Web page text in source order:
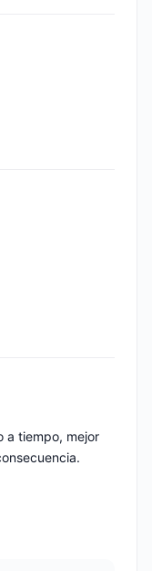
a tiempo, mejor